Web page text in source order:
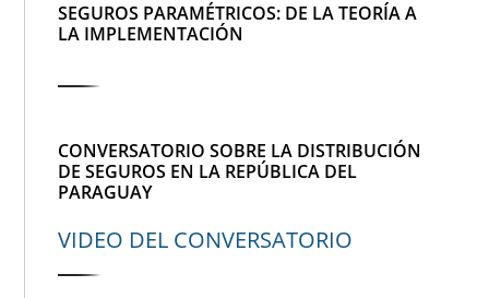
SEGUROS PARAMÉTRICOS: DE LA TEORÍA A
LA IMPLEMENTACIÓN
CONVERSATORIO SOBRE LA DISTRIBUCIÓN
DE SEGUROS EN LA REPÚBLICA DEL
PARAGUAY
VIDEO DEL CONVERSATORIO